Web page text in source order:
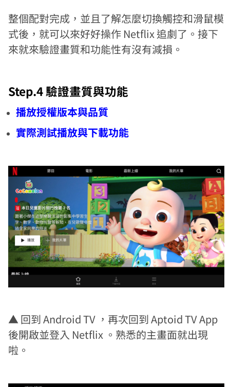
整個配對完成，並且了解怎麼切換觸控和滑鼠模
式後，就可以來好好操作 Netflix 追劇了。接下
來就來驗證畫質和功能性有沒有減損。
Step.4 驗證畫質與功能
播放授權版本與品質
實際測試播放與下載功能
▲ 回到 Android TV ，再次回到 Aptoid TV App
後開啟並登入 Netflix 。熟悉的主畫面就出現
啦。